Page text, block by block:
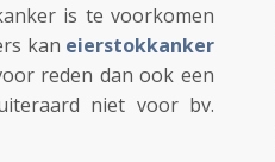
is te voorkomen
kan eierstokkanker
reden dan ook een
niet voor bv.